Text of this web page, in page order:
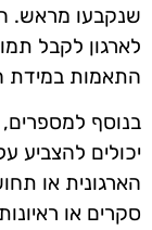
שנקבעו מראש.
לארגון לקבל
התאמות במידת
בנוסף
יכולים להצביע
הארגונית או
סקרים או